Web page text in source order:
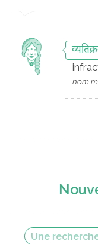
nom